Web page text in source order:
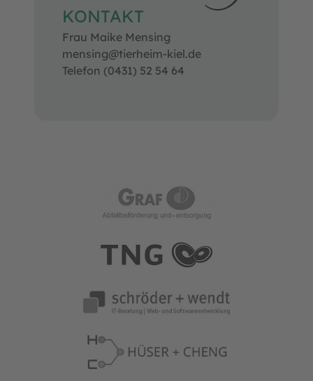
KONTAKT
Frau Maike Mensing
mensing@tierheim-kiel.de
Telefon (0431) 52 54 64